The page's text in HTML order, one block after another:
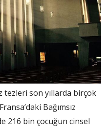
tezleri son yıllarda birçok
Bağımsız
216 bin çocuğun cinsel